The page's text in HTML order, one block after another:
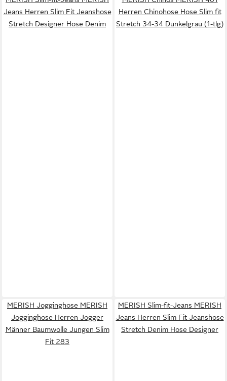
Jeans Herren Slim Fit Jeanshose
Stretch Designer Hose Denim
Herren Chinohose Hose Slim fit
Stretch 34-34 Dunkelgrau (1-tlg)
MERISH Jogginghose MERISH
Jogginghose Herren Jogger
Männer Baumwolle Jungen Slim
Fit 283
MERISH Slim-fit-Jeans MERISH
Jeans Herren Slim Fit Jeanshose
Stretch Denim Hose Designer